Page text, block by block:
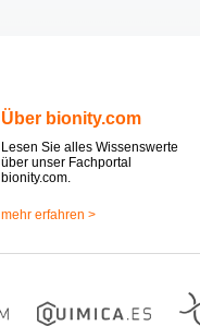
Über bionity.com
Lesen Sie alles Wissenswerte
über unser Fachportal
bionity.com.
mehr erfahren >